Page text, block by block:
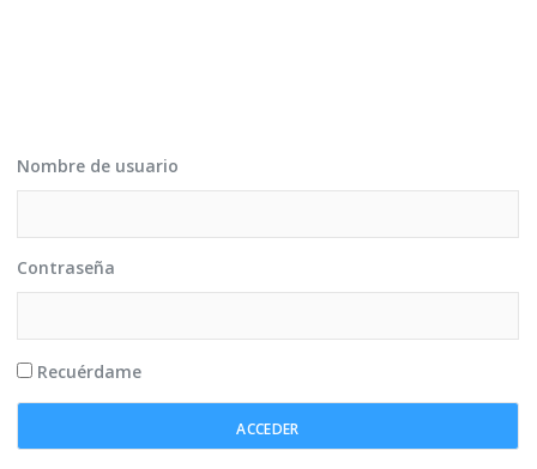
Nombre de usuario
Contraseña
Recuérdame